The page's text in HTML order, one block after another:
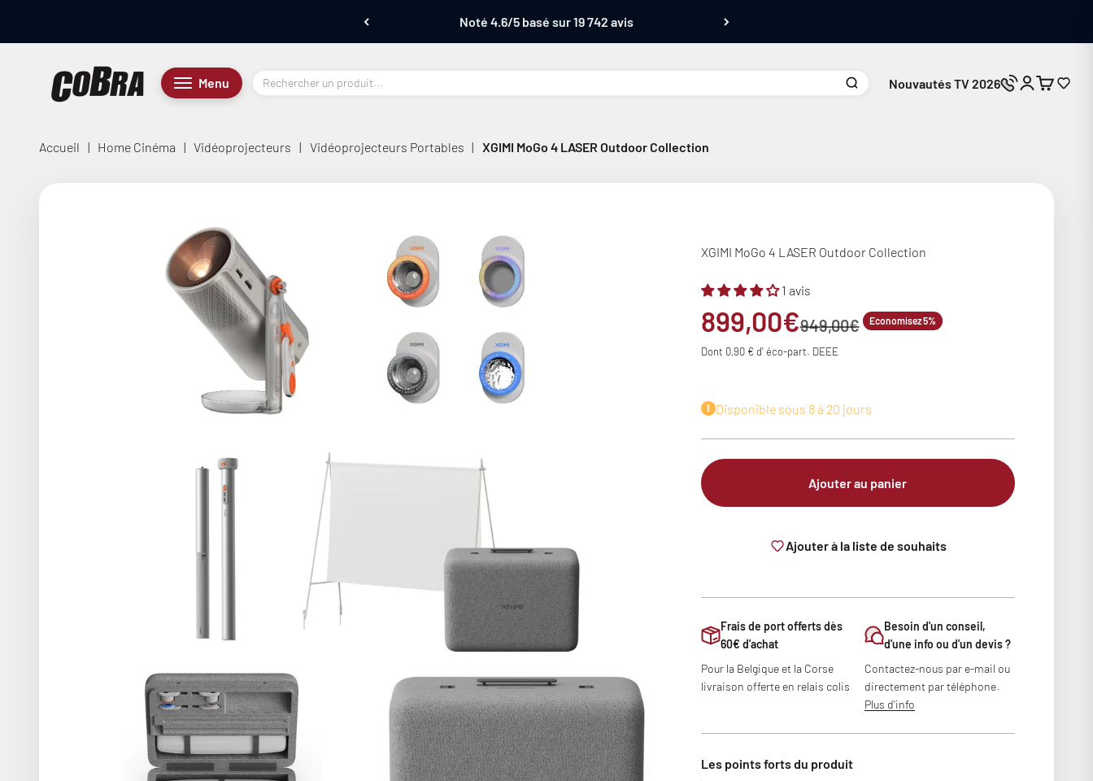
Noté 4.6/5 basé sur 19 742 avis
Menu
Menu
Cobra.fr
Nouvautés TV 2026 Nous
Connexion
Panier
Accueil | Home Cinéma | Vidéoprojecteurs | Vidéoprojecteurs Portables | XGIMI MoGo 4 LASER Outdoor Collection
XGIMI MoGo 4 LASER Outdoor Collection
1 avis
Prix de vente
899,00€Prix normal
949,00€ Economisez 5%
Dont 0,90 € d' éco-part. DEEE
Disponible sous 8 à 20 jours
Ajouter au panier
Ajouter à la liste de souhaits
Frais de port offerts dès
60€ d'achat
Pour la Belgique et la Corse
livraison offerte en relais colis
Besoin d'un conseil,
d'une info ou d'un devis ?
Contactez-nous par e-mail ou
directement par téléphone.
Plus d'info
Les points forts du produit